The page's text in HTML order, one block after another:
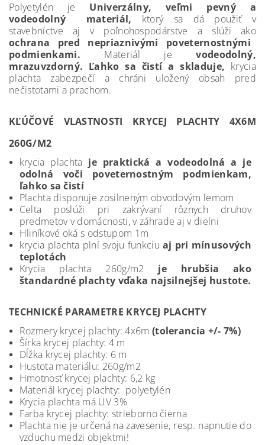
Polyetylén je Univerzálny, veľmi pevný a
vodeodolný materiál, ktorý sa dá použiť v
stavebníctve aj v poľnohospodárstve a slúži ako
ochrana pred nepriaznivými poveternostnými
podmienkami. Materiál jevodeodolný,
mrazuvzdorný. Ľahko sa čistí a skladuje, krycia
plachta zabezpečí a chráni uložený obsah pred
nečistotami a prachom.
KĽÚČOVÉ VLASTNOSTI KRYCEJ PLACHTY 4X6M
260G/M2
krycia plachta je praktická a vodeodolná a je
odolná voči poveternostným podmienkam,
ľahko sa čistí
Plachta disponuje zosilneným obvodovým lemom
Celta poslúži pri zakrývaní rôznych druhov
predmetov v domácnosti, v záhrade aj v dielni
Hliníkové oká s odstupom 1m
krycia plachta plní svoju funkciuaj pri mínusových
teplotách
Krycia plachta 260g/m2 je hrubšia ako
štandardné plachty vďaka najsilnejšej hustote.
TECHNICKÉ PARAMETRE KRYCEJ PLACHTY
Rozmery krycej plachty: 4x6m (tolerancia +/- 7%)
Šírka krycej plachty: 4 m
Dĺžka krycej plachty: 6 m
Hustota materiálu: 260g/m2
Hmotnosť krycej plachty: 6,2 kg
Materiál krycej plachty: polyetylén
Krycia plachta má UV 3%
Farba krycej plachty: strieborno čierna
Plachta nie je určená na zavesenie, resp. napnutie do
vzduchu medzi objektmi!